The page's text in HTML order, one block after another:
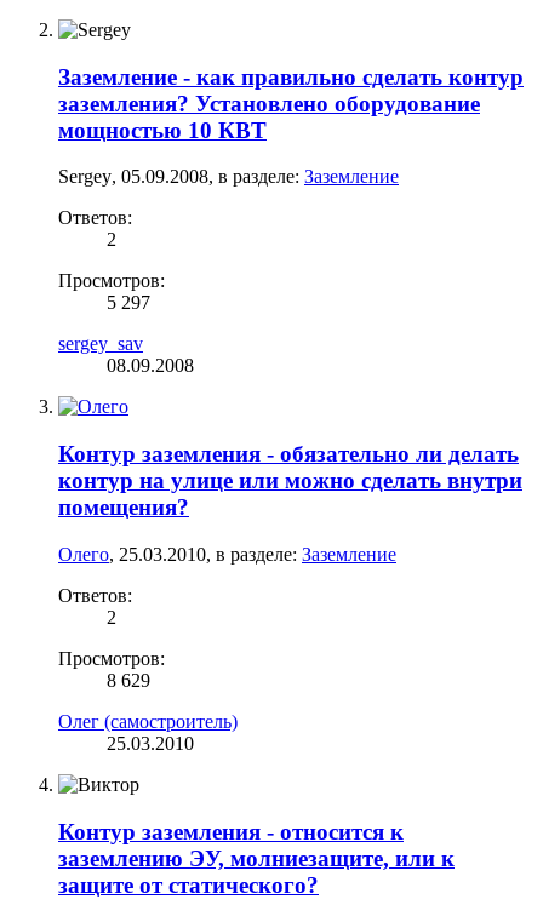
Заземление - как правильно сделать контур
заземления? Установлено оборудование
мощностью 10 КВТ
Sergey, 05.09.2008, в разделе: Заземление
Ответов:
2
Просмотров:
5 297
sergey_sav
08.09.2008
Контур заземления - обязательно ли делать
контур на улице или можно сделать внутри
помещения?
Олего, 25.03.2010, в разделе: Заземление
Ответов:
2
Просмотров:
8 629
Олег (самостроитель)
25.03.2010
Контур заземления - относится к
заземлению ЭУ, молниезащите, или к
защите от статического?